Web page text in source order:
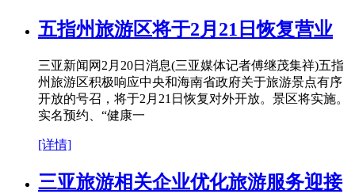
五指州旅游区将于2月21日恢复营业
三亚新闻网2月20日消息(三亚媒体记者傅继茂集祥)五指
州旅游区积极响应中央和海南省政府关于旅游景点有序
开放的号召，将于2月21日恢复对外开放。景区将实施。
实名预约、“健康一
[详情]
三亚旅游相关企业优化旅游服务迎接